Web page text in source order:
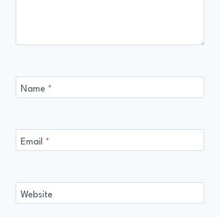
Name *
Email *
Website